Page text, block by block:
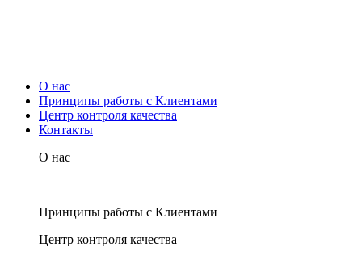
О нас
Принципы работы с Клиентами
Центр контроля качества
Контакты
О нас
Принципы работы с Клиентами
Центр контроля качества